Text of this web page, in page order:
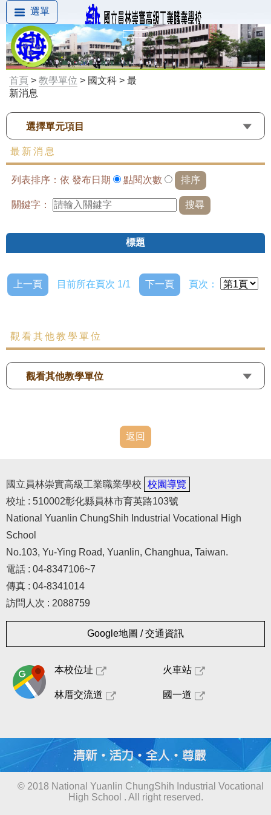
選單
首頁 > 教學單位 > 國文科 > 最
新消息
選擇單元項目
最新消息
列表排序：依 發布日期 點閱次數
關鍵字：
標題
上一頁 目前所在頁次 1/1 下一頁 頁次：
觀看其他教學單位
觀看其他教學單位
返回
國立員林崇實高級工業職業學校
校園導覽
校址 : 510002彰化縣員林市育英路103號
National Yuanlin ChungShih Industrial Vocational High
School
No.103, Yu-Ying Road, Yuanlin, Changhua, Taiwan.
電話 : 04-8347106~7
傳真 : 04-8341014
訪問人次 : 2088759
Google地圖 / 交通資訊
本校位址 火車站
林厝交流道 國一道
© 2018 National Yuanlin ChungShih Industrial Vocational
High School . All right reserved.